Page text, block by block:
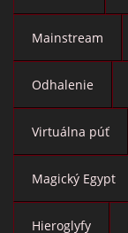
Mainstream
Odhalenie
Virtuálna púť
Magický Egypt
Hieroglyfy